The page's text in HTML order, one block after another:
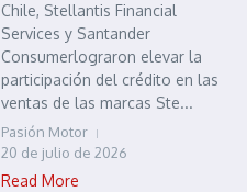
Chile, Stellantis Financial
Services y Santander
Consumerlograron elevar la
participación del crédito en las
ventas de las marcas Ste...
Pasión Motor
20 de julio de 2026
Read More